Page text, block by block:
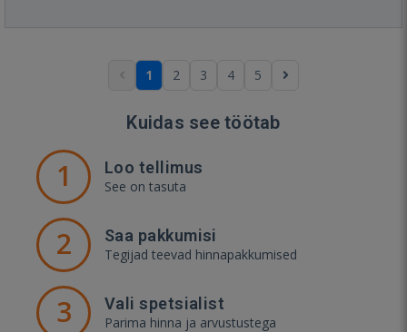
1 2 3 4 5
Kuidas see töötab
1 Loo tellimus
See on tasuta
2 Saa pakkumisi
Tegijad teevad hinnapakkumised
3 Vali spetsialist
Parima hinna ja arvustustega